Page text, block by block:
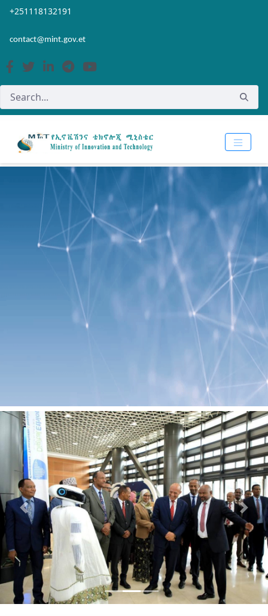
Skip to Main Content
Open Accessibility Menu
+251118132191
contact@mint.gov.et
Previous Next